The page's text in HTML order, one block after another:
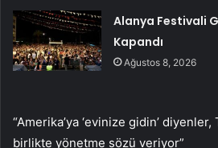
Alanya Festivali
Kapandı
Ağustos 8, 2026
“Amerika’ya ‘evinize gidin’
birlikte yönetme sözü veriyor”